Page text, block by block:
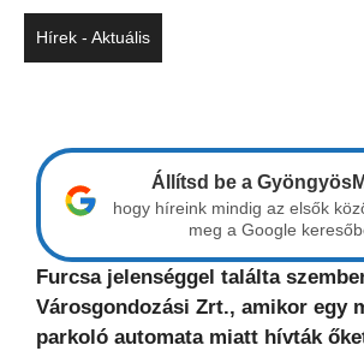
Hírek - Aktuális
Állítsd be a
hogy híreink mindig az elsők
meg a Google
Furcsa jelenséggel találta
Városgondozási Zrt., amikor egy
parkoló automata miatt hívták